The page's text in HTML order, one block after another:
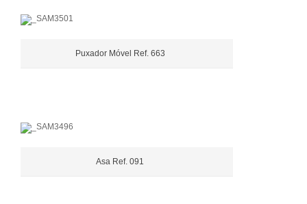
Puxador Móvel Ref. 663
Asa Ref. 091